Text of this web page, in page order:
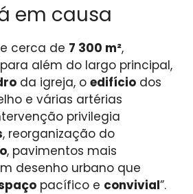
em causa
cerca de 7 300 m²,
além do largo principal,
da igreja, o edifício dos
e várias artérias
privilegia
, reorganização do
, pavimentos mais
desenho urbano que
pacífico e convivial”.